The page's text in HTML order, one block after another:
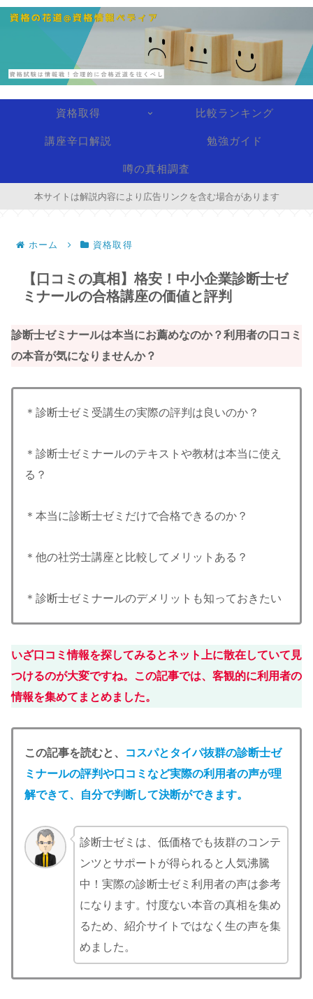
資格取得 比較ランキング
講座辛口解説 勉強ガイド
噂の真相調査
本サイトは解説内容により広告リンクを含む場合があります
ホーム 資格取得
【口コミの真相】格安！中小企業診断士ゼ
ミナールの合格講座の価値と評判
診断士ゼミナールは本当にお薦めなのか？利用者の口コミ
の本音が気になりませんか？
＊診断士ゼミ受講生の実際の評判は良いのか？
＊診断士ゼミナールのテキストや教材は本当に使え
る？
＊本当に診断士ゼミだけで合格できるのか？
＊他の社労士講座と比較してメリットある？
＊診断士ゼミナールのデメリットも知っておきたい
いざ口コミ情報を探してみるとネット上に散在していて見
つけるのが大変ですね。この記事では、客観的に利用者の
情報を集めてまとめました。
この記事を読むと、
コスパとタイパ抜群の診断士ゼ
ミナールの評判や口コミなど実際の利用者の声が理
解できて、自分で判断して決断ができます。
診断士ゼミは、低価格でも抜群のコンテ
ンツとサポートが得られると人気沸騰
中！実際の診断士ゼミ利用者の声は参考
になります。忖度ない本音の真相を集め
るため、紹介サイトではなく生の声を集
めました。